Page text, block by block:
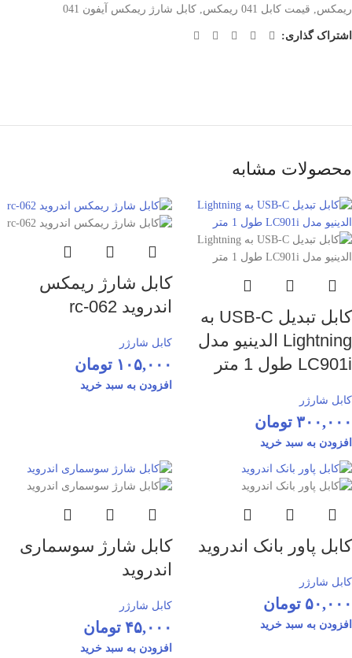
ریمکس
قیمت کابل 041 ریمکس کابل شارژ ریمکس آیفون 041
اشتراک گذاری:
محصولات مشابه
کابل تبدیل USB-C به
Lightning الدینیو مدل
LC901i طول 1 متر
کابل شارژر
۳۰۰,۰۰۰ تومان
افزودن به سبد خرید
کابل شارژ ریمکس
اندروید rc-062
کابل شارژر
۱۰۵,۰۰۰ تومان
افزودن به سبد خرید
کابل پاور بانک اندروید
کابل شارژر
۵۰,۰۰۰ تومان
افزودن به سبد خرید
کابل شارژ سوسماری
اندروید
کابل شارژر
۴۵,۰۰۰ تومان
افزودن به سبد خرید